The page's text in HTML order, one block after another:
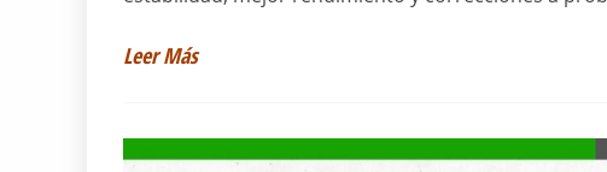
Leer Más